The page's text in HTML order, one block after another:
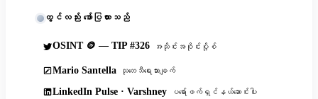
တွင်လည်း ဖော်ပြထားသည်
OSINT 🪙 — TIP #326 အသိုင်းအဝိုင်းပို့စ်
Mario Santella သုတေသီရေးသားချက်
LinkedIn Pulse · Varshney ပရော်ဖက်ရှင်နယ်ဆောင်းပါး